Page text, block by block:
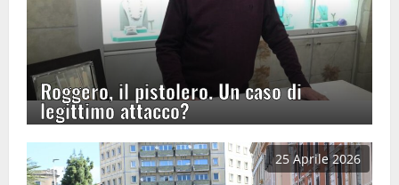
Roggero, il pistolero. Un caso di
legittimo attacco?
25 Aprile 2026